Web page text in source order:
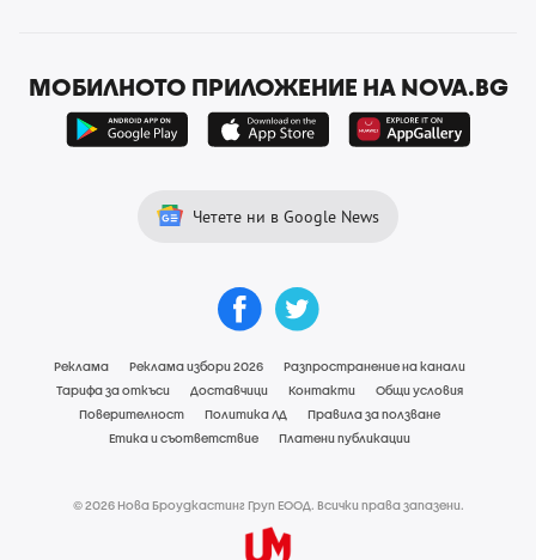
МОБИЛНОТО ПРИЛОЖЕНИЕ НА NOVA.BG
Четете ни в Google News
Реклама Реклама избори 2026
Разпространение на канали
Тарифа за откъси
Доставчици Контакти
Общи условия
Поверителност
Политика ЛД
Правила за ползване
Етика и съответствие
Платени публикации
© 2026 Нова Броудкастинг Груп ЕООД. Всички права запазени.